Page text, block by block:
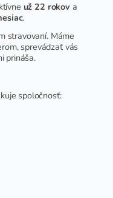
už 22 rokova
.
stravovaní. Máme
sprevádzať vás
prináša.
spoločnosť: